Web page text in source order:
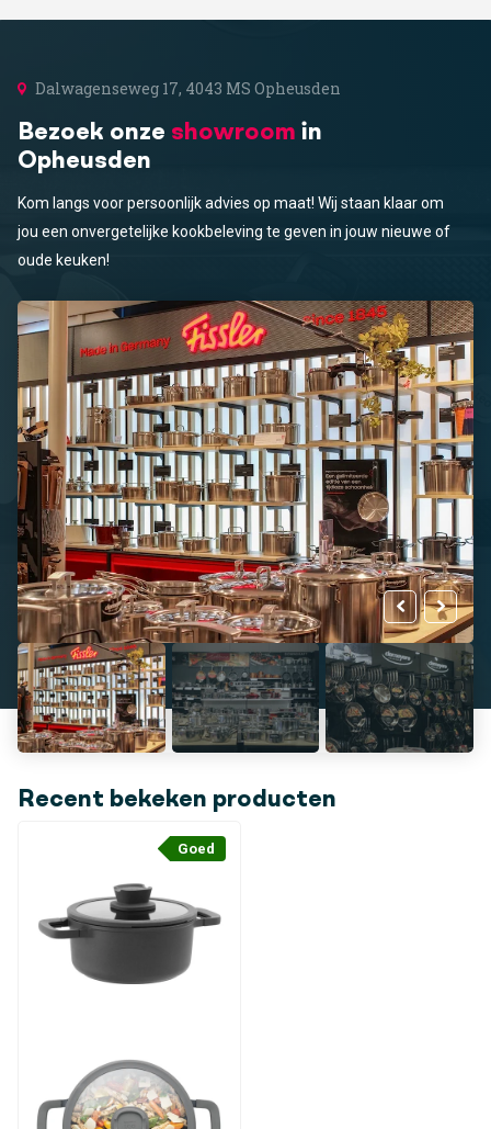
Dalwagenseweg 17, 4043 MS Opheusden
Bezoek onze showroom in
Opheusden
Kom langs voor persoonlijk advies op maat! Wij staan klaar om
jou een onvergetelijke kookbeleving te geven in jouw nieuwe of
oude keuken!
Recent bekeken producten
Goed